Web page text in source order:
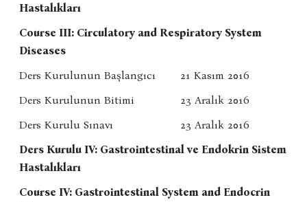
Hastalıkları
Course III: Circulatory and Respiratory System
Diseases
Ders Kurulunun Başlangıcı
21 Kasım 2016
Ders Kurulunun Bitimi
23 Aralık 2016
Ders Kurulu Sınavı
23 Aralık 2016
Ders Kurulu IV: Gastrointestinal ve Endokrin Sistem
Hastalıkları
Course IV: Gastrointestinal System and Endocrin